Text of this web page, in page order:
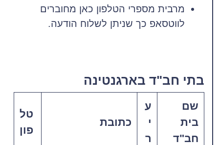
מרבית מספרי הטלפון כאן מחוברים
לווטסאפ כך שניתן לשלוח הודעה.
בתי חב"ד בארגנטינה
שם
בית
חב"ד
ע
י
ר
כתובת
טל
פון